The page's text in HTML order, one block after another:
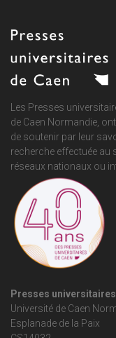
Les Presses
de Caen Normandie,
de soutenir par leur
recherche effectuée au
réseaux nationaux ou
Presses universitaires
Université de Caen
Esplanade de la Paix